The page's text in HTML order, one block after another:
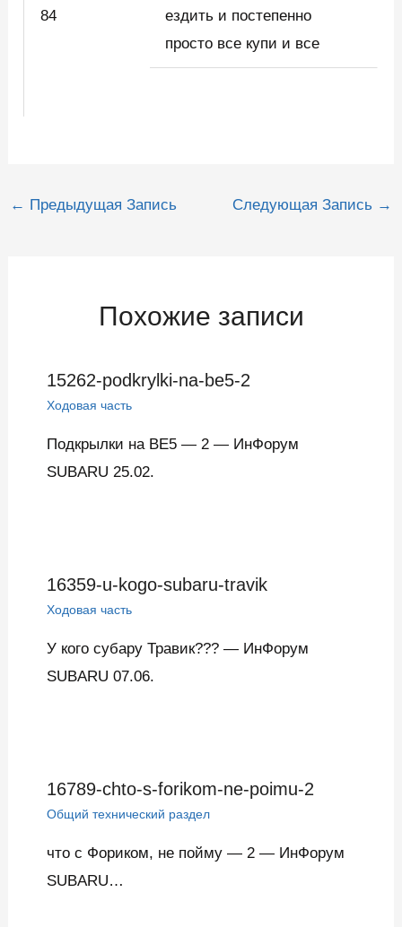
84
ездить и постепенно
просто все купи и все
Навигация
← Предыдущая Запись Следующая Запись →
Похожие записи
15262-podkrylki-na-be5-2
Ходовая часть
Подкрылки на BE5 — 2 — ИнФорум
SUBARU 25.02.
16359-u-kogo-subaru-travik
Ходовая часть
У кого субару Травик??? — ИнФорум
SUBARU 07.06.
16789-chto-s-forikom-ne-poimu-2
Общий технический раздел
что с Фориком, не пойму — 2 — ИнФорум
SUBARU…